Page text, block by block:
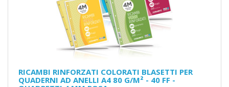
RICAMBI RINFORZATI COLORATI BLASETTI PER
QUADERNI AD ANELLI A4 80 G/M² - 40 FF -